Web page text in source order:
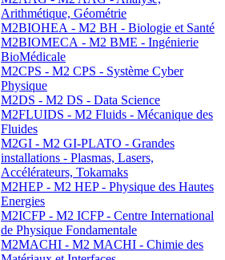
Arithmétique, Géométrie
M2BIOHEA - M2 BH - Biologie et Santé
M2BIOMECA - M2 BME - Ingénierie
BioMédicale
M2CPS - M2 CPS - Système Cyber
Physique
M2DS - M2 DS - Data Science
M2FLUIDS - M2 Fluids - Mécanique des
Fluides
M2GI - M2 GI-PLATO - Grandes
installations - Plasmas, Lasers,
Accélérateurs, Tokamaks
M2HEP - M2 HEP - Physique des Hautes
Energies
M2ICFP - M2 ICFP - Centre International
de Physique Fondamentale
M2MACHI - M2 MACHI - Chimie des